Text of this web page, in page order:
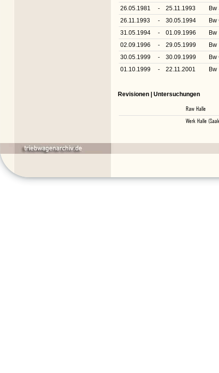
26.05.1981
- 25.11.1993
Bw
26.11.1993
- 30.05.1994
Bw
31.05.1994
- 01.09.1996
Bw
02.09.1996
- 29.05.1999
Bw
30.05.1999
- 30.09.1999
Bw
01.10.1999
- 22.11.2001 Bw
Revisionen | Untersuchungen
Raw Halle
Werk Halle